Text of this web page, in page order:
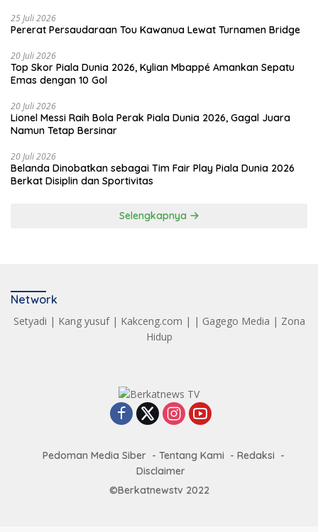
25 Juli 2026
Pererat Persaudaraan Tou Kawanua Lewat Turnamen Bridge
20 Juli 2026
Top Skor Piala Dunia 2026, Kylian Mbappé Amankan Sepatu
Emas dengan 10 Gol
20 Juli 2026
Lionel Messi Raih Bola Perak Piala Dunia 2026, Gagal Juara
Namun Tetap Bersinar
20 Juli 2026
Belanda Dinobatkan sebagai Tim Fair Play Piala Dunia 2026
Berkat Disiplin dan Sportivitas
Selengkapnya
Network
Setyadi | Kang yusuf| Kakceng.com | | Gagego Media | Zona
Hidup
Pedoman Media Siber Tentang Kami
Redaksi
Disclaimer
©Berkatnewstv 2022